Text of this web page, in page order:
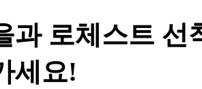
과 로체스트 선
세요!